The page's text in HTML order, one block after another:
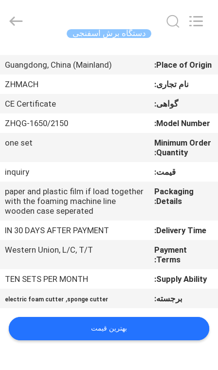
اصلی
محصولات
درباره
ما
کارخانه
کنترل
بگیرید
equipment
دستگاه برش اسفنجی
Place of Origin:
Guangdong, China (Mainland)
نام تجاری:
ZHMACH
گواهی:
CE Certificate
Model Number:
ZHQG-1650/2150
Minimum Order
Quantity:
one set
قیمت:
inquiry
Packaging
Details:
paper and plastic film if load together
with the foaming machine line
wooden case seperated
Delivery Time:
IN 30 DAYS AFTER PAYMENT
Payment
Terms:
Western Union, L/C, T/T
Supply Ability:
TEN SETS PER MONTH
برجسته:
sponge cutter
,
electric foam cutter
بهترین قیمت